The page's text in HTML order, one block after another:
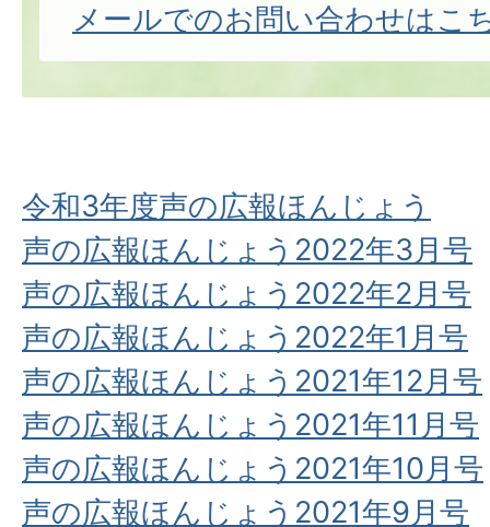
メールでのお問い合わせはこ
令和3年度声の広報ほんじょう
声の広報ほんじょう2022年3月号
声の広報ほんじょう2022年2月号
声の広報ほんじょう2022年1月号
声の広報ほんじょう2021年12月号
声の広報ほんじょう2021年11月号
声の広報ほんじょう2021年10月号
声の広報ほんじょう2021年9月号